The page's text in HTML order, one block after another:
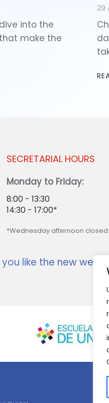
into the
make the
29
SECRETARIAL HOURS
Monday to Friday:
8:00 - 13:30
14:30 - 17:00*
*Wednesday afternoon closed
you like the new